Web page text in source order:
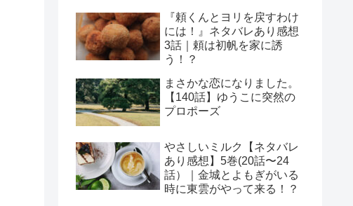
『頼くんとヨリを戻すわけ
には！』ネタバレあり感想
3話｜頼は初帆を家に誘
う！？
まさかな恋になりました。
【140話】ゆうこに突然の
プロポーズ
やさしいミルク【ネタバレ
あり感想】5巻(20話〜24
話）｜金城とよもぎがいる
時に東雲がやって来る！？